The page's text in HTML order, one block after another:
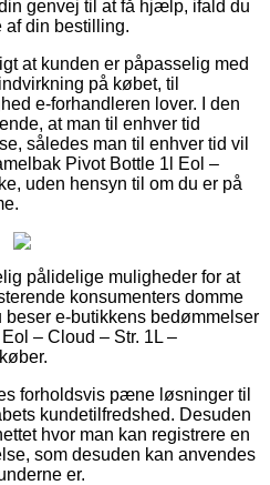
genvej til at få hjælp, ifald du
din bestilling.
at kunden er påpasselig med
på købet, til
e-forhandleren lover. I den
at man til enhver tid
således man til enhver tid vil
Pivot Bottle 1l Eol –
uden hensyn til om du er på
pålidelige muligheder for at
konsumenters domme
beser e-butikkens bedømmelser
– Cloud – Str. 1L –
forholdsvis pæne løsninger til
kundetilfredshed. Desuden
hvor man kan registrere en
som desuden kan anvendes
er.